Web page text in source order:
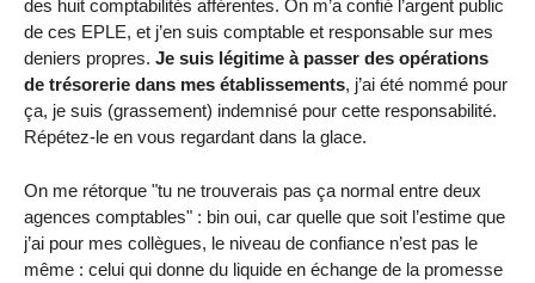
des huit comptabilités afférentes. On m’a confié l’argent public
de ces EPLE, et j’en suis comptable et responsable sur mes
deniers propres. Je suis légitime à passer des opérations
de trésorerie dans mes établissements, j’ai été nommé pour
ça, je suis (grassement) indemnisé pour cette responsabilité.
Répétez-le en vous regardant dans la glace.
On me rétorque "tu ne trouverais pas ça normal entre deux
agences comptables" : bin oui, car quelle que soit l’estime que
j’ai pour mes collègues, le niveau de confiance n’est pas le
même : celui qui donne du liquide en échange de la promesse